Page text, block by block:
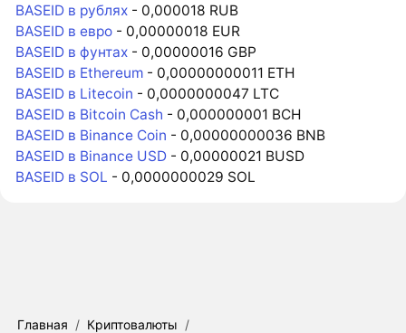
BASEID в рублях - 0,000018 RUB
BASEID в евро - 0,00000018 EUR
BASEID в фунтах - 0,00000016 GBP
BASEID в Ethereum - 0,00000000011 ETH
BASEID в Litecoin - 0,0000000047 LTC
BASEID в Bitcoin Cash - 0,000000001 BCH
BASEID в Binance Coin - 0,00000000036 BNB
BASEID в Binance USD - 0,00000021 BUSD
BASEID в SOL - 0,0000000029 SOL
Главная / Криптовалюты /